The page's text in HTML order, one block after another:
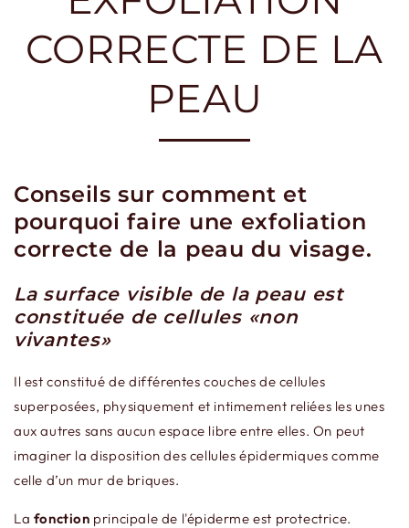
CORRECTE DE LA
PEAU
Conseils sur comment et
pourquoi faire une exfoliation
correcte de la peau du visage.
La surface visible de la peau est
constituée de cellules «non
vivantes»
Il est constitué de différentes couches de cellules
superposées, physiquement et intimement reliées les unes
aux autres sans aucun espace libre entre elles. On peut
imaginer la disposition des cellules épidermiques comme
celle d’un mur de briques.
La fonction principale de l'épiderme est protectrice.